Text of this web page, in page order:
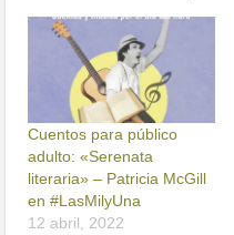
Cuentos para público
adulto: «Serenata
literaria» – Patricia McGill
en #LasMilyUna
12 abril, 2022